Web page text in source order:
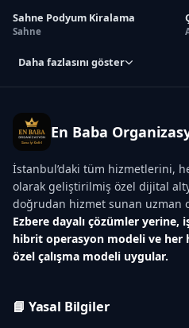
Sahne Podyum Kiralama
Sahne
Daha fazlasını göster
En Baba
İstanbul’daki tüm hizmetlerini,
olarak geliştirilmiş özel dijital
doğrudan hizmet sunan uzman
Ezbere dayalı çözümler yerine,
hibrit operasyon modeli ve
özel çalışma modeli uygular.
📘 Yasal Bilgiler